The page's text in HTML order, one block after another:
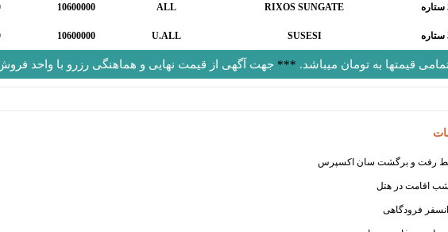
RIXOS SUNGATE
ALL
10600000
SUSESI
U.ALL
10600000
قیمتها به تومان میباشد. *** جهت آگهی از قیمت نهایی و هماهنگی رزرو با واحد
رفت و برگشت سان اکسپرس
فرودگاهی